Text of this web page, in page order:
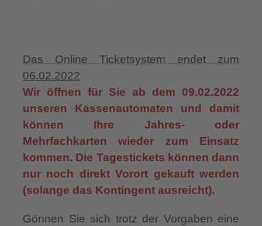
Das Online Ticketsystem endet zum
06.02.2022
Wir öffnen für Sie ab dem 09.02.2022
unseren Kassenautomaten und damit
können Ihre Jahres- oder
Mehrfachkarten wieder zum Einsatz
kommen. Die Tagestickets können dann
nur noch direkt Vorort gekauft werden
(solange das Kontingent ausreicht).
Gönnen Sie sich trotz der Vorgaben eine